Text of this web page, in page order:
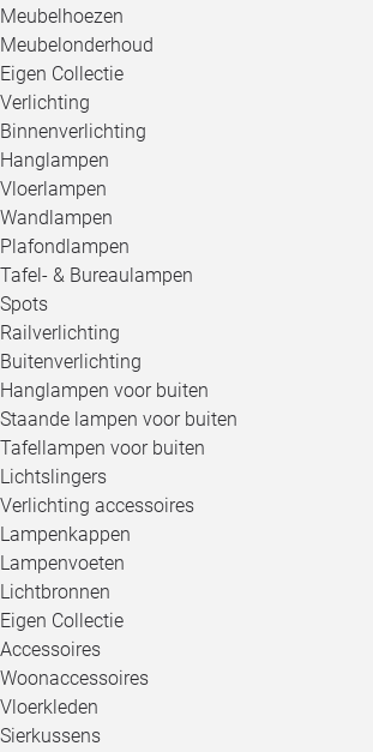
Meubelhoezen
Meubelonderhoud
Eigen Collectie
Verlichting
Binnenverlichting
Hanglampen
Vloerlampen
Wandlampen
Plafondlampen
Tafel- & Bureaulampen
Spots
Railverlichting
Buitenverlichting
Hanglampen voor buiten
Staande lampen voor buiten
Tafellampen voor buiten
Lichtslingers
Verlichting accessoires
Lampenkappen
Lampenvoeten
Lichtbronnen
Eigen Collectie
Accessoires
Woonaccessoires
Vloerkleden
Sierkussens